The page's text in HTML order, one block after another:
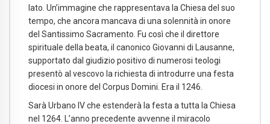
lato. Un’immagine che rappresentava la Chiesa del suo
tempo, che ancora mancava di una solennità in onore
del Santissimo Sacramento. Fu così che il direttore
spirituale della beata, il canonico Giovanni di Lausanne,
supportato dal giudizio positivo di numerosi teologi
presentò al vescovo la richiesta di introdurre una festa
diocesi in onore del Corpus Domini. Era il 1246.
Sarà Urbano IV che estenderà la festa a tutta la Chiesa
nel 1264. L’anno precedente avvenne il miracolo